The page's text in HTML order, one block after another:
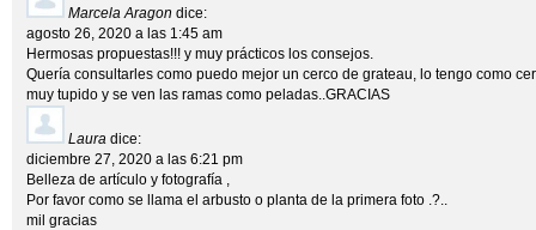
Marcela Aragon dice:
agosto 26, 2020 a las 1:45 am
Hermosas propuestas!!! y muy prácticos los consejos.
Quería consultarles como puedo mejor un cerco de grateau, lo tengo como
muy tupido y se ven las ramas como peladas..GRACIAS
Laura dice:
diciembre 27, 2020 a las 6:21 pm
Belleza de artículo y fotografía ,
Por favor como se llama el arbusto o planta de la primera foto .?..
mil gracias